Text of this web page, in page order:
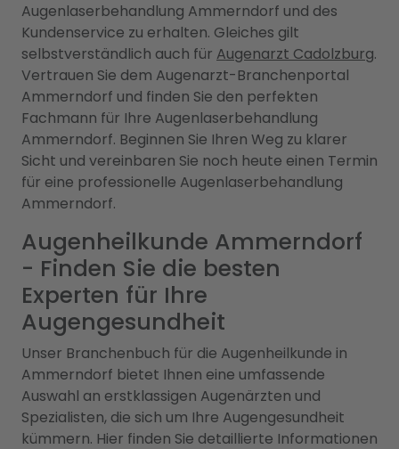
Augenlaserbehandlung Ammerndorf und des
Kundenservice zu erhalten. Gleiches gilt
selbstverständlich auch für Augenarzt Cadolzburg.
Vertrauen Sie dem Augenarzt-Branchenportal
Ammerndorf und finden Sie den perfekten
Fachmann für Ihre Augenlaserbehandlung
Ammerndorf. Beginnen Sie Ihren Weg zu klarer
Sicht und vereinbaren Sie noch heute einen Termin
für eine professionelle Augenlaserbehandlung
Ammerndorf.
Augenheilkunde Ammerndorf
- Finden Sie die besten
Experten für Ihre
Augengesundheit
Unser Branchenbuch für die Augenheilkunde in
Ammerndorf bietet Ihnen eine umfassende
Auswahl an erstklassigen Augenärzten und
Spezialisten, die sich um Ihre Augengesundheit
kümmern. Hier finden Sie detaillierte Informationen